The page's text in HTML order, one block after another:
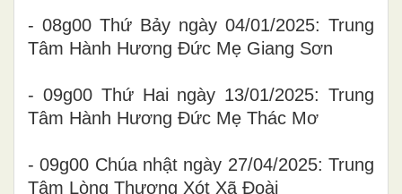
- 08g00 Thứ Bảy ngày 04/01/2025: Trung
Tâm Hành Hương Đức Mẹ Giang Sơn
- 09g00 Thứ Hai ngày 13/01/2025: Trung
Tâm Hành Hương Đức Mẹ Thác Mơ
- 09g00 Chúa nhật ngày 27/04/2025: Trung
Tâm Lòng Thương Xót Xã Đoài